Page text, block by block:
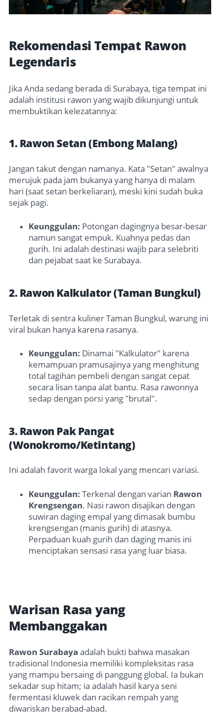
Rekomendasi Tempat Rawon
Legendaris
Jika Anda sedang berada di Surabaya, tiga tempat ini
adalah institusi rawon yang wajib dikunjungi untuk
membuktikan kelezatannya:
1. Rawon Setan (Embong Malang)
Jangan takut dengan namanya. Kata "Setan" awalnya
merujuk pada jam bukanya yang hanya di malam
hari (saat setan berkeliaran), meski kini sudah buka
sejak pagi.
Keunggulan: Potongan dagingnya besar-besar
namun sangat empuk. Kuahnya pedas dan
gurih. Ini adalah destinasi wajib para selebriti
dan pejabat saat ke Surabaya.
2. Rawon Kalkulator (Taman Bungkul)
Terletak di sentra kuliner Taman Bungkul, warung ini
viral bukan hanya karena rasanya.
Keunggulan: Dinamai "Kalkulator" karena
kemampuan pramusajinya yang menghitung
total tagihan pembeli dengan sangat cepat
secara lisan tanpa alat bantu. Rasa rawonnya
sedap dengan porsi yang "brutal".
3. Rawon Pak Pangat
(Wonokromo/Ketintang)
Ini adalah favorit warga lokal yang mencari variasi.
Keunggulan: Terkenal dengan varian Rawon
Krengsengan. Nasi rawon disajikan dengan
suwiran daging empal yang dimasak bumbu
krengsengan (manis gurih) di atasnya.
Perpaduan kuah gurih dan daging manis ini
menciptakan sensasi rasa yang luar biasa.
Warisan Rasa yang
Membanggakan
Rawon Surabaya adalah bukti bahwa masakan
tradisional Indonesia memiliki kompleksitas rasa
yang mampu bersaing di panggung global. Ia bukan
sekadar sup hitam; ia adalah hasil karya seni
fermentasi kluwek dan racikan rempah yang
diwariskan berabad-abad.